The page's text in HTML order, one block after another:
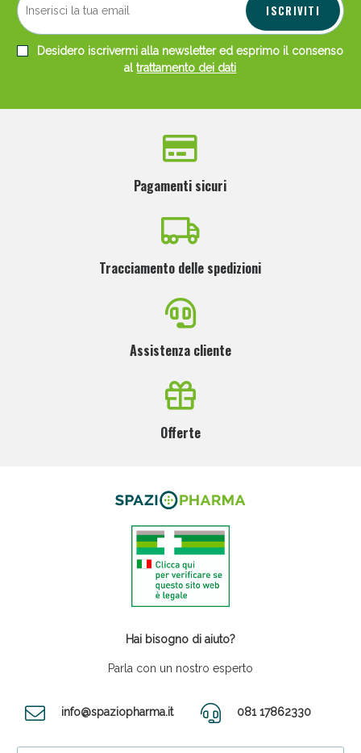
ISCRIVITI
Desidero iscrivermi alla newsletter ed esprimo il consenso
altrattamento dei dati
Pagamenti sicuri
Tracciamento delle spedizioni
Assistenza cliente
Offerte
Hai bisogno di aiuto?
Parla con un nostro esperto
info@spaziopharma.it 081 17862330